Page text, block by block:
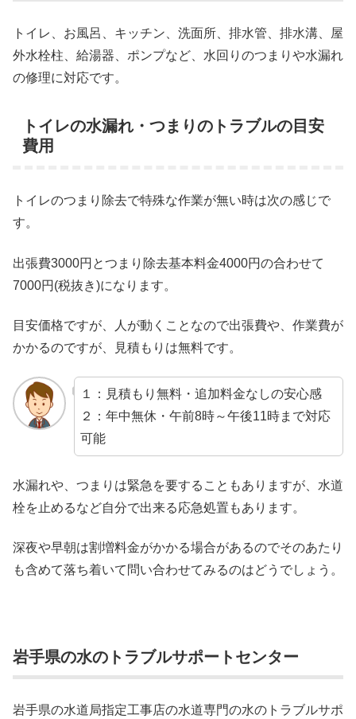
トイレ、お風呂、キッチン、洗面所、排水管、排水溝、屋
外水栓柱、給湯器、ポンプなど、水回りのつまりや水漏れ
の修理に対応です。
トイレの水漏れ・つまりのトラブルの目安
費用
トイレのつまり除去で特殊な作業が無い時は次の感じで
す。
出張費3000円とつまり除去基本料金4000円の合わせて
7000円(税抜き)になります。
目安価格ですが、人が動くことなので出張費や、作業費が
かかるのですが、見積もりは無料です。
１：見積もり無料・追加料金なしの安心感
２：年中無休・午前8時～午後11時まで対応
可能
水漏れや、つまりは緊急を要することもありますが、水道
栓を止めるなど自分で出来る応急処置もあります。
深夜や早朝は割増料金がかかる場合があるのでそのあたり
も含めて落ち着いて問い合わせてみるのはどうでしょう。
岩手県の水のトラブルサポートセンター
岩手県の水道局指定工事店の水道専門の水のトラブルサポ